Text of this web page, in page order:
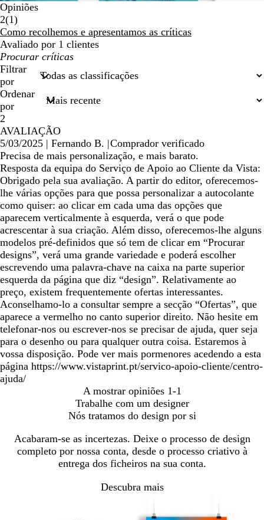
Opiniões
2(11
críticas
)
Como recolhemos e apresentamos as críticas
Avaliado por 1 clientes
As
minhas
entradas
de
pesquisa
Filtrar
por
Ordenar
por
2
AVALIAÇÃO
5/03/2025 | Fernando B. |Comprador verificado
Precisa de mais personalização, e mais barato.
Resposta da equipa do Serviço de Apoio ao Cliente da Vista:
Obrigado pela sua avaliação. A partir do editor, oferecemos-
lhe várias opções para que possa personalizar a autocolante
como quiser: ao clicar em cada uma das opções que
aparecem verticalmente à esquerda, verá o que pode
acrescentar à sua criação. Além disso, oferecemos-lhe alguns
modelos pré-definidos que só tem de clicar em “Procurar
designs”, verá uma grande variedade e poderá escolher
escrevendo uma palavra-chave na caixa na parte superior
esquerda da página que diz “design”. Relativamente ao
preço, existem frequentemente ofertas interessantes.
Aconselhamo-lo a consultar sempre a secção “Ofertas”, que
aparece a vermelho no canto superior direito. Não hesite em
telefonar-nos ou escrever-nos se precisar de ajuda, quer seja
para o desenho ou para qualquer outra coisa. Estaremos à
vossa disposição. Pode ver mais pormenores acedendo a esta
página https://www.vistaprint.pt/servico-apoio-cliente/centro-
ajuda/
A mostrar opiniões 1-1
Trabalhe com um designer
Nós tratamos do design por si
Acabaram-se as incertezas. Deixe o processo de design
completo por nossa conta, desde o processo criativo à
entrega dos ficheiros na sua conta.
Descubra mais